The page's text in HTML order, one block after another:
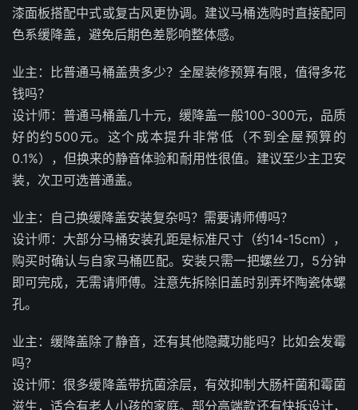
漆面板搭配中式或复古风更协调。建议马桶选购时直接配同
色系缓降盖，避免后期色差影响整体感。
业主：比普通马桶盖贵多少？全屋装修预算有限，值得多花
钱吗？
设计师：普通马桶盖几十元，缓降盖一般100-300元，品质
好的约500元。这个成本提升非常低（不到全屋预算的
0.1%），但换来的静音体验和耐用性很值。建议至少主卫安
装，次卫可选普通盖。
业主：自己换缓降盖安装复杂吗？需要请师傅吗？
设计师：大部分马桶安装孔距是标准尺寸（约14-15cm），
购买时确认与自家马桶匹配。安装只需一把螺丝刀，5分钟
即可完成，无需请师傅。注意先拆除旧盖时别弄坏陶瓷体螺
孔。
业主：缓降盖除了静音，还有其他隐藏功能吗？比如会发霉
吗？
设计师：很多缓降盖带抗菌涂层，有效抑制大肠杆菌和霉菌
滋生，适合有老人小孩的家庭。部分高端款还有快拆设计，